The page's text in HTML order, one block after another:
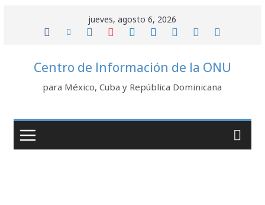
jueves, agosto 6, 2026
Centro de Información de la ONU
para México, Cuba y República Dominicana